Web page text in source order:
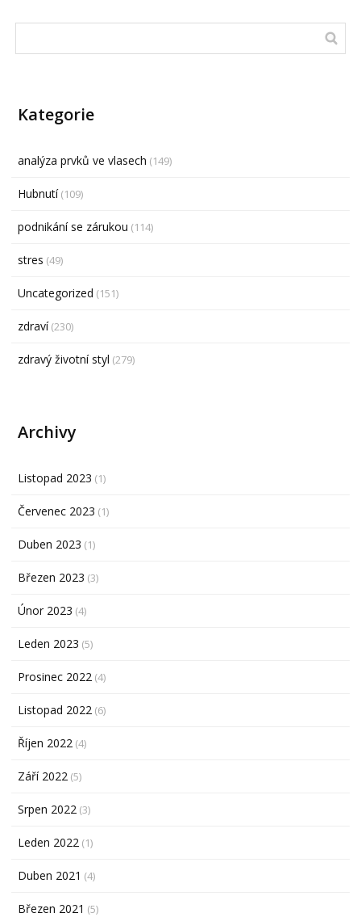
Kategorie
analýza prvků ve vlasech (149)
Hubnutí(109)
podnikání se zárukou (114)
stres (49)
Uncategorized (151)
zdraví(230)
zdravý životní styl (279)
Archivy
Listopad 2023 (1)
Červenec 2023 (1)
Duben 2023 (1)
Březen 2023 (3)
Únor 2023 (4)
Leden 2023 (5)
Prosinec 2022 (4)
Listopad 2022 (6)
Říjen 2022 (4)
Září 2022 (5)
Srpen 2022 (3)
Leden 2022 (1)
Duben 2021 (4)
Březen 2021 (5)